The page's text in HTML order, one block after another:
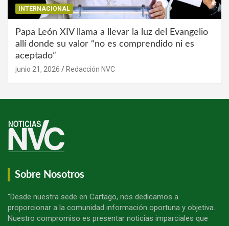
INTERNACIONAL
Papa León XIV llama a llevar la luz del Evangelio
allí donde su valor “no es comprendido ni es
aceptado”
junio 21, 2026 Redacción NVC
Sobre Nosotros
"Desde nuestra sede en Cartago, nos dedicamos a
proporcionar a la comunidad información oportuna y objetiva.
Nuestro compromiso es presentar noticias imparciales que